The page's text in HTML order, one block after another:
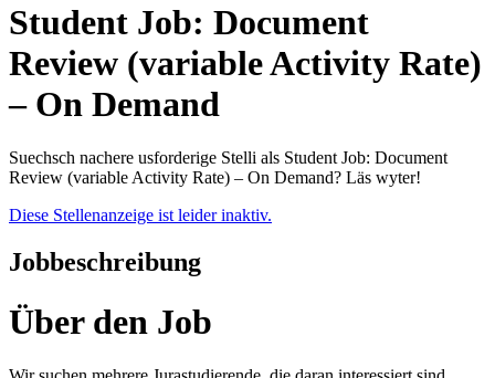
Student Job: Document
Review (variable Activity Rate)
– On Demand
Suechsch nachere usforderige Stelli als Student Job: Document
Review (variable Activity Rate) – On Demand? Läs wyter!
Diese Stellenanzeige ist leider inaktiv.
Jobbeschreibung
Über den Job